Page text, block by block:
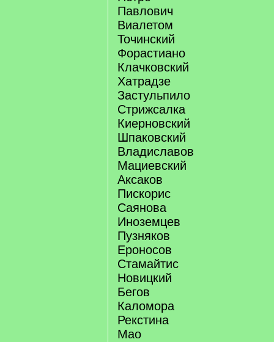
Павлович
Виалетом
Точинский
Форастиано
Клачковский
Хатрадзе
Застульпило
Стрижсалка
Киерновский
Шпаковский
Владиславов
Мациевский
Аксаков
Пискорис
Саянова
Иноземцев
Пузняков
Ероносов
Стамайтис
Новицкий
Бегов
Каломора
Рекстина
Мао